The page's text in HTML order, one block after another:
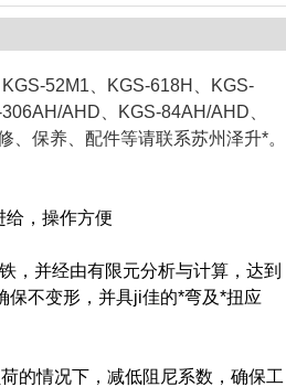
52M1、KGS-618H、KGS-
AHD、KGS-84AH/AHD、
保养、配件等请联系苏州泽升*。
给，操作方便
，并经由有限元分析与计算，达到
保不变形，并具ji佳的*弯及*扭应
的情况下，减低阻尼系数，确保工